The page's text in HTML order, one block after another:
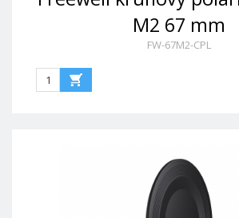
M2 67 mm
FW-67M2-CPL